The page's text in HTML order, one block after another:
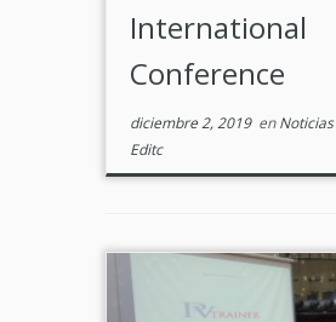
International
Conference
diciembre 2, 2019enNoticias
Editc